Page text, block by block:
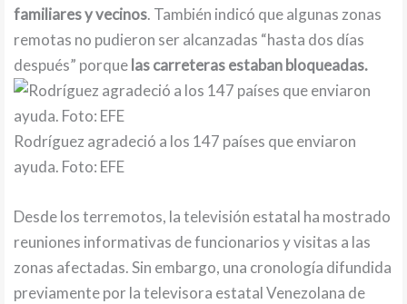
familiares y vecinos. También indicó que algunas zonas
remotas no pudieron ser alcanzadas “hasta dos días
después” porquelas carreteras estaban bloqueadas.
Rodríguez agradeció a los 147 países que enviaron
ayuda. Foto: EFE
Desde los terremotos, la televisión estatal ha mostrado
reuniones informativas de funcionarios y visitas a las
zonas afectadas. Sin embargo, una cronología difundida
previamente por la televisora estatal Venezolana de